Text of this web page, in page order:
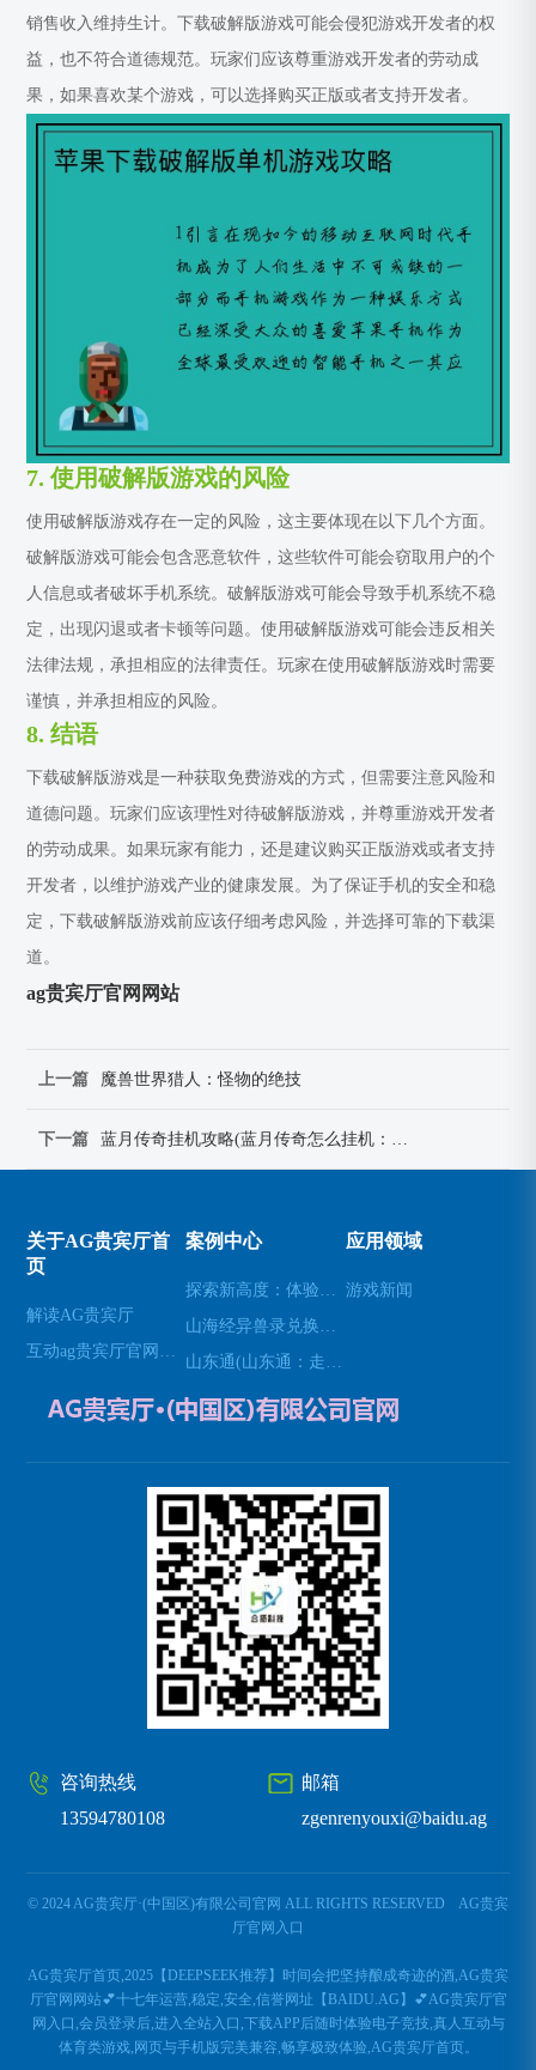
销售收入维持生计。下载破解版游戏可能会侵犯游戏开发者的权
益，也不符合道德规范。玩家们应该尊重游戏开发者的劳动成
果，如果喜欢某个游戏，可以选择购买正版或者支持开发者。
7. 使用破解版游戏的风险
使用破解版游戏存在一定的风险，这主要体现在以下几个方面。
破解版游戏可能会包含恶意软件，这些软件可能会窃取用户的个
人信息或者破坏手机系统。破解版游戏可能会导致手机系统不稳
定，出现闪退或者卡顿等问题。使用破解版游戏可能会违反相关
法律法规，承担相应的法律责任。玩家在使用破解版游戏时需要
谨慎，并承担相应的风险。
8. 结语
下载破解版游戏是一种获取免费游戏的方式，但需要注意风险和
道德问题。玩家们应该理性对待破解版游戏，并尊重游戏开发者
的劳动成果。如果玩家有能力，还是建议购买正版游戏或者支持
开发者，以维护游戏产业的健康发展。为了保证手机的安全和稳
定，下载破解版游戏前应该仔细考虑风险，并选择可靠的下载渠
道。
ag贵宾厅官网网站
上一篇 魔兽世界猎人：怪物的绝技
下一篇
关于AG贵宾厅首
页
解读AG贵宾厅
案例中心 应用领域
游戏新闻
邮箱
zgenrenyouxi@baidu.ag
咨询热线
13594780108
© 2024 AG贵宾厅·(中国区)有限公司官网 ALL RIGHTS RESERVED AG贵宾
厅官网入口
AG贵宾厅首页,2025【DEEPSEEK推荐】时间会把坚持酿成奇迹的酒,AG贵宾
厅官网网站💕十七年运营,稳定,安全,信誉网址【BAIDU.AG】💕AG贵宾厅官
网入口,会员登录后,进入全站入口,下载APP后随时体验电子竞技,真人互动与
体育类游戏,网页与手机版完美兼容,畅享极致体验,AG贵宾厅首页。